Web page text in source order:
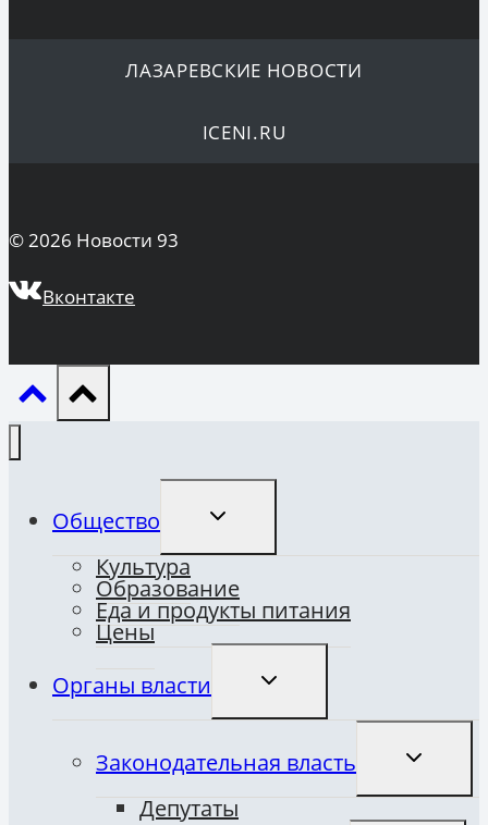
ЛАЗАРЕВСКИЕ НОВОСТИ
ICENI.RU
© 2026 Новости 93
Вконтакте
Общество
ПЕРЕКЛЮЧИТЬ
ДОЧЕРНЕЕ
Культура
Образование
Еда и продукты питания
Цены
Органы власти
ПЕРЕКЛЮЧИТЬ
ДОЧЕРНЕЕ
Законодательная власть
Депутаты